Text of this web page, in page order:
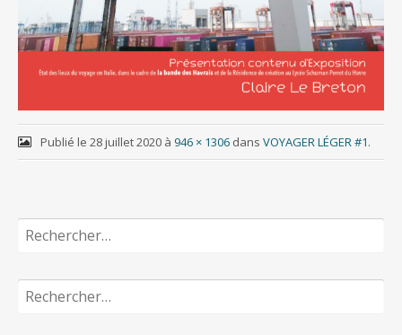
Publié le 28 juillet 2020à 946 × 1306dans VOYAGER LÉGER #1.
Rechercher :
Rechercher :